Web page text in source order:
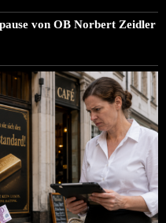
von OB Norbert Zeidler